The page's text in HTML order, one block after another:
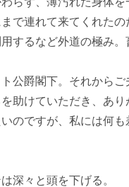
で連れて来てくれたの
するなど外道の極み。
公爵閣下。それからご
助けていただき、あり
のですが、私には何
深々と頭を下げる。